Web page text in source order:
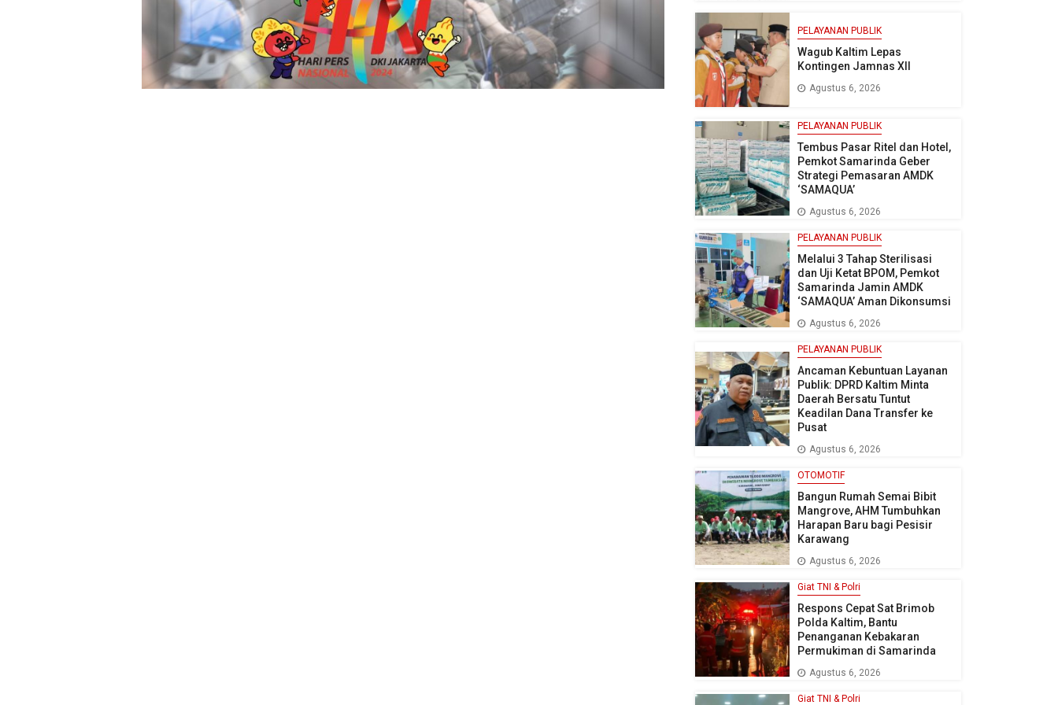
PELAYANAN PUBLIK
Wagub Kaltim Lepas
Kontingen Jamnas XII
Agustus 6, 2026
PELAYANAN PUBLIK
Tembus Pasar Ritel dan Hotel,
Pemkot Samarinda Geber
Strategi Pemasaran AMDK
‘SAMAQUA’
Agustus 6, 2026
PELAYANAN PUBLIK
Melalui 3 Tahap Sterilisasi
dan Uji Ketat BPOM, Pemkot
Samarinda Jamin AMDK
‘SAMAQUA’ Aman Dikonsumsi
Agustus 6, 2026
PELAYANAN PUBLIK
Ancaman Kebuntuan Layanan
Publik: DPRD Kaltim Minta
Daerah Bersatu Tuntut
Keadilan Dana Transfer ke
Pusat
Agustus 6, 2026
OTOMOTIF
Bangun Rumah Semai Bibit
Mangrove, AHM Tumbuhkan
Harapan Baru bagi Pesisir
Karawang
Agustus 6, 2026
Giat TNI & Polri
Respons Cepat Sat Brimob
Polda Kaltim, Bantu
Penanganan Kebakaran
Permukiman di Samarinda
Agustus 6, 2026
Giat TNI & Polri